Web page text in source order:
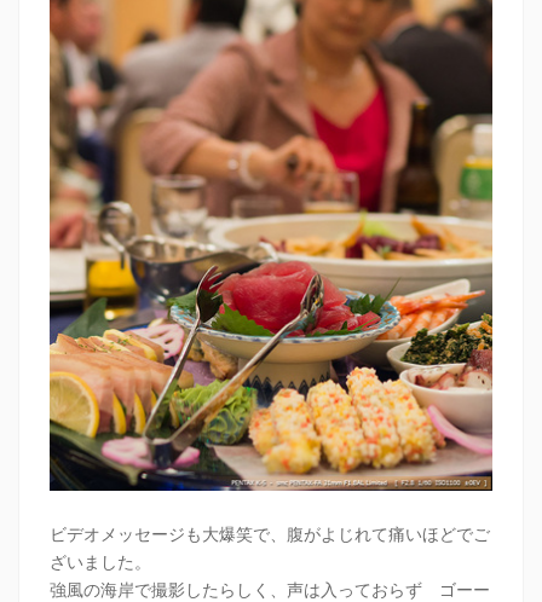
ビデオメッセージも大爆笑で、腹がよじれて痛いほどでご
ざいました。
強風の海岸で撮影したらしく、声は入っておらず ゴーー